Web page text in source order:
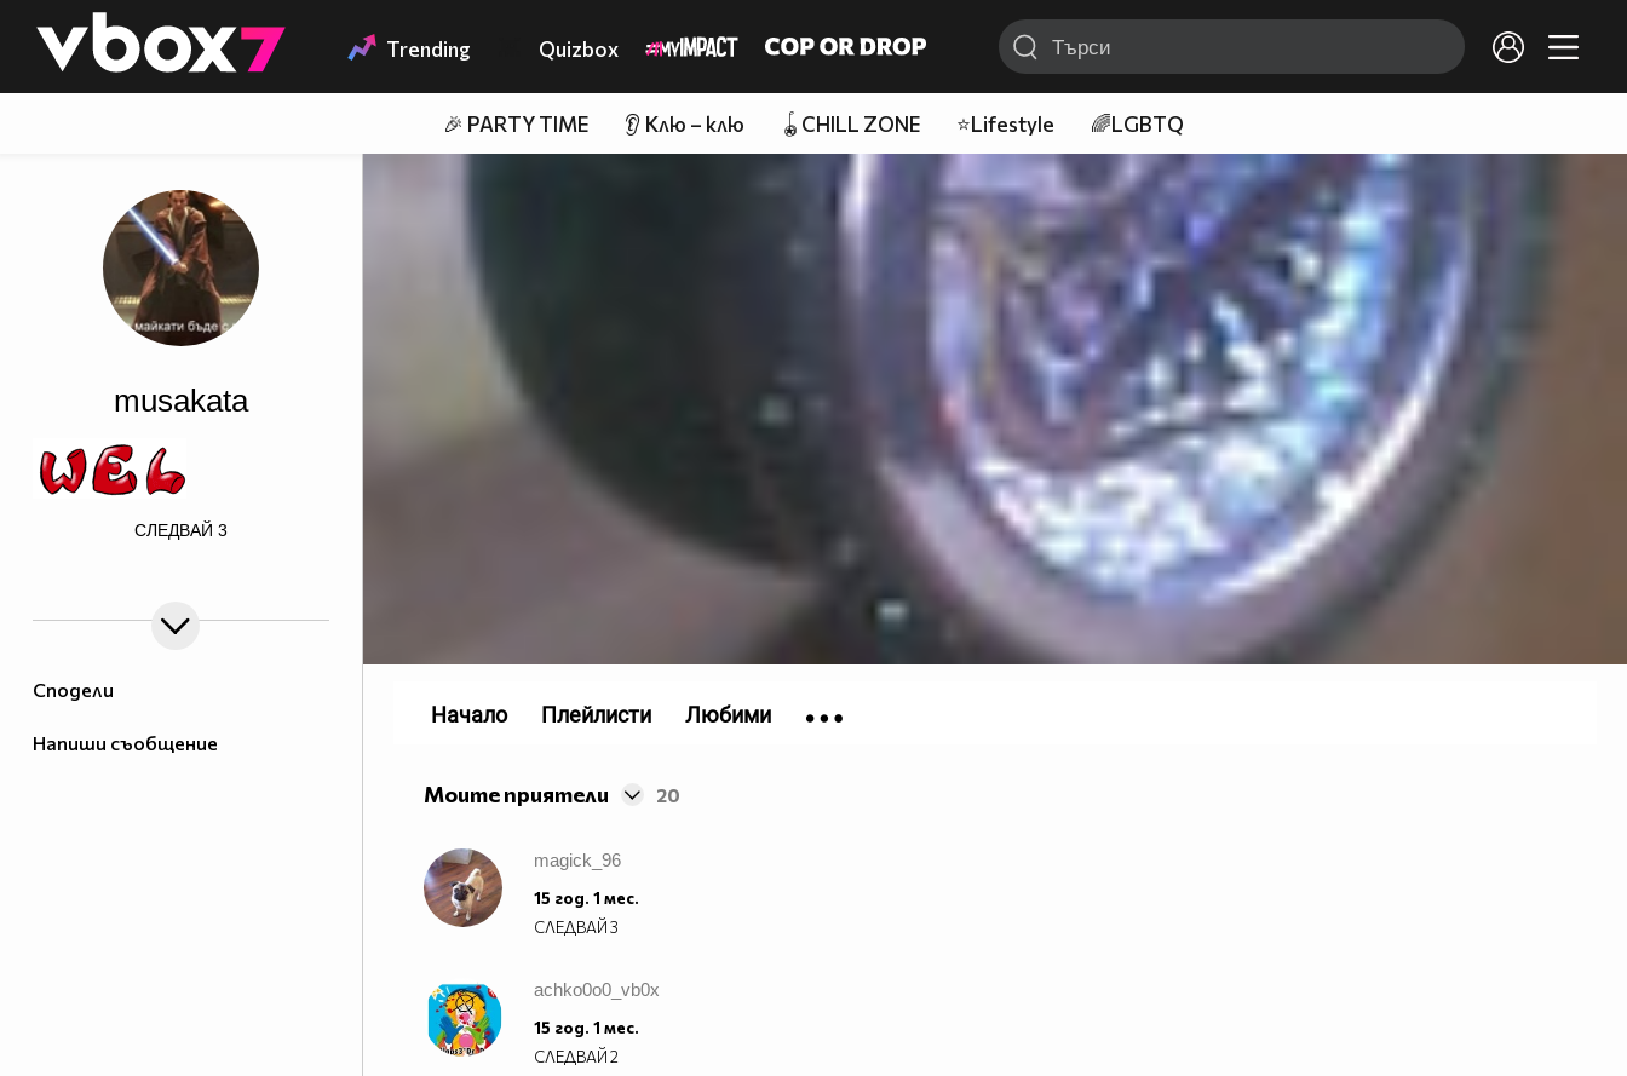
👾 Trending Quizbox
🎉 PARTY TIME 👂 Клю – клю 🪀CHILL ZONE ⭐Lifestyle 🌈LGBTQ
Сподели
Напиши съобщение
musakata
page counter
СЛЕДВАЙ 3
Моите приятели 20
magick_96
15 год. 1 мес.
СЛЕДВАЙ3
achko0o0_vb0x
15 год. 1 мес.
СЛЕДВАЙ2
Начало Плейлисти Любими